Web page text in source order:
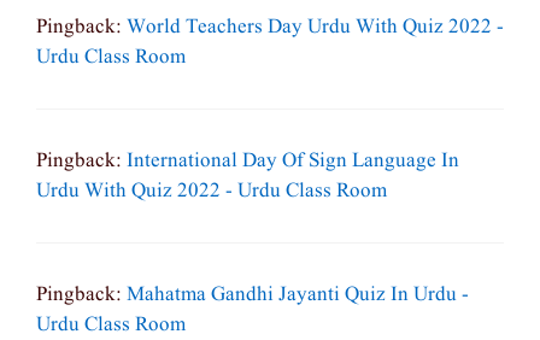
Pingback: World Teachers Day Urdu With Quiz 2022 -
Urdu Class Room
Pingback: International Day Of Sign Language In
Urdu With Quiz 2022 - Urdu Class Room
Pingback: Mahatma Gandhi Jayanti Quiz In Urdu -
Urdu Class Room